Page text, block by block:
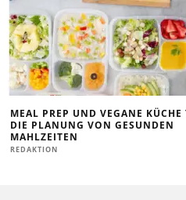
MEAL PREP UND VEGANE KÜCHE
DIE PLANUNG VON GESUNDEN
MAHLZEITEN
REDAKTION